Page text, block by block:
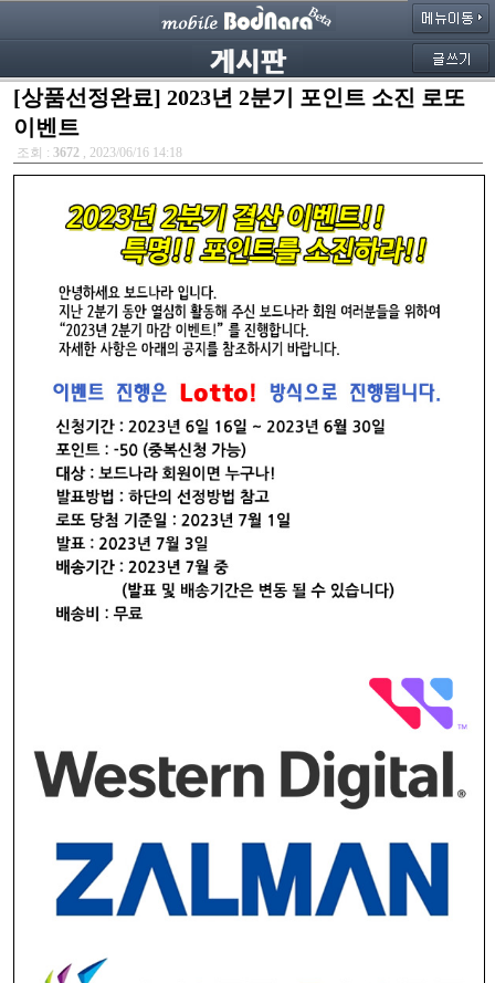
[상품선정완료] 2023년 2분기 포인트 소진 로또
이벤트
조회 : 3672 , 2023/06/16 14:18